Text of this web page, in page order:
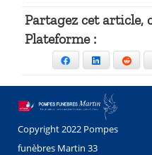
Partagez cet article,
Plateforme :
Facebook LinkedIn
Copyright 2022 Pompes
funèbres Martin 33